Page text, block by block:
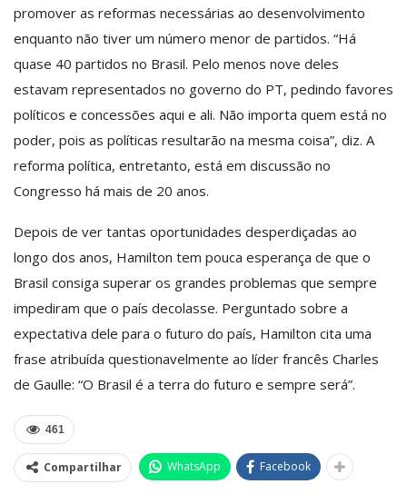
promover as reformas necessárias ao desenvolvimento
enquanto não tiver um número menor de partidos. “Há
quase 40 partidos no Brasil. Pelo menos nove deles
estavam representados no governo do PT, pedindo favores
políticos e concessões aqui e ali. Não importa quem está no
poder, pois as políticas resultarão na mesma coisa”, diz. A
reforma política, entretanto, está em discussão no
Congresso há mais de 20 anos.
Depois de ver tantas oportunidades desperdiçadas ao
longo dos anos, Hamilton tem pouca esperança de que o
Brasil consiga superar os grandes problemas que sempre
impediram que o país decolasse. Perguntado sobre a
expectativa dele para o futuro do país, Hamilton cita uma
frase atribuída questionavelmente ao líder francês Charles
de Gaulle: “O Brasil é a terra do futuro e sempre será”.
461
Compartilhar WhatsApp Facebook